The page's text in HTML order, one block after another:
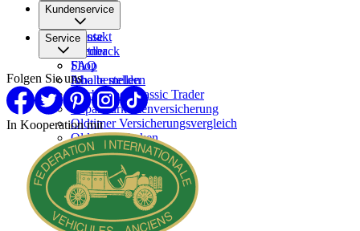
Über uns
Karriere
Presse
Partner
Kundenservice
Kontakt
Feedback
FAQ
Inhalte melden
Service
Shop
Abo bestellen
Werben bei Classic Trader
Reparaturkostenversicherung
Oldtimer Versicherungsvergleich
Oldtimer Marken
Oldtimer verkaufen
Oldtimer Händler
Oldtimer Garagen
Folgen Sie uns
In Kooperation mit